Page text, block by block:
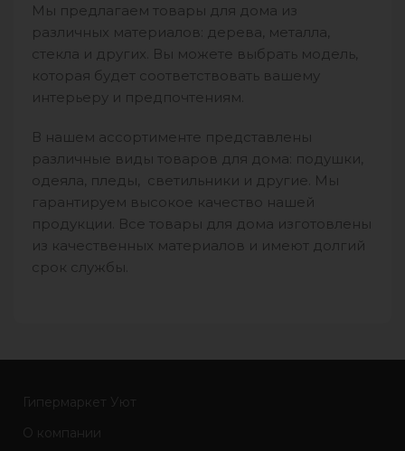
Мы предлагаем товары для дома из
различных материалов: дерева, металла,
стекла и других. Вы можете выбрать модель,
которая будет соответствовать вашему
интерьеру и предпочтениям.
В нашем ассортименте представлены
различные виды товаров для дома: подушки,
одеяла, пледы, светильники и другие. Мы
гарантируем высокое качество нашей
продукции. Все товары для дома изготовлены
из качественных материалов и имеют долгий
срок службы.
Гипермаркет Уют
О компании